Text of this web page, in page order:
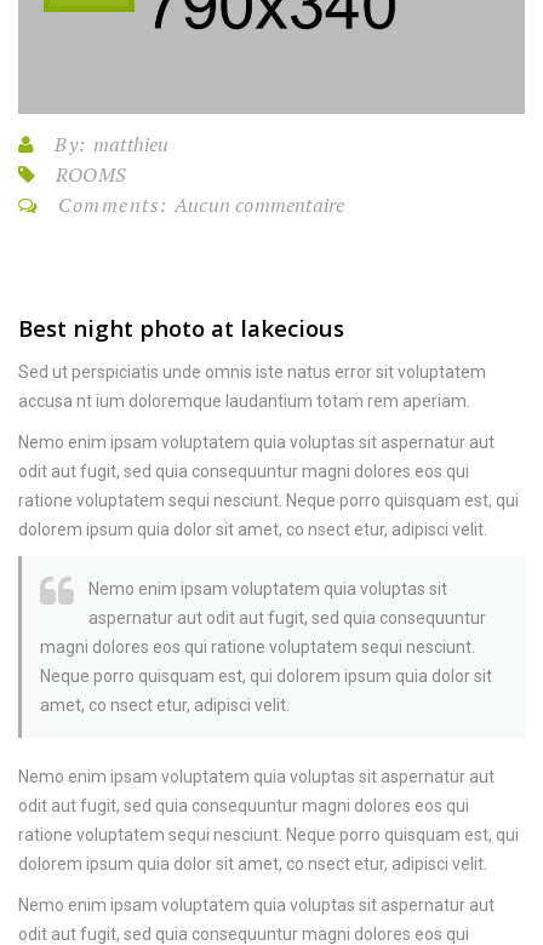
By: matthieu
ROOMS
Comments:Aucun commentaire
Best night photo at lakecious
Sed ut perspiciatis unde omnis iste natus error sit voluptatem
accusa nt ium doloremque laudantium totam rem aperiam.
Nemo enim ipsam voluptatem quia voluptas sit aspernatur aut
odit aut fugit, sed quia consequuntur magni dolores eos qui
ratione voluptatem sequi nesciunt. Neque porro quisquam est, qui
dolorem ipsum quia dolor sit amet, co nsect etur, adipisci velit.
Nemo enim ipsam voluptatem quia voluptas sit
aspernatur aut odit aut fugit, sed quia consequuntur
magni dolores eos qui ratione voluptatem sequi nesciunt.
Neque porro quisquam est, qui dolorem ipsum quia dolor sit
amet, co nsect etur, adipisci velit.
Nemo enim ipsam voluptatem quia voluptas sit aspernatur aut
odit aut fugit, sed quia consequuntur magni dolores eos qui
ratione voluptatem sequi nesciunt. Neque porro quisquam est, qui
dolorem ipsum quia dolor sit amet, co nsect etur, adipisci velit.
Nemo enim ipsam voluptatem quia voluptas sit aspernatur aut
odit aut fugit, sed quia consequuntur magni dolores eos qui